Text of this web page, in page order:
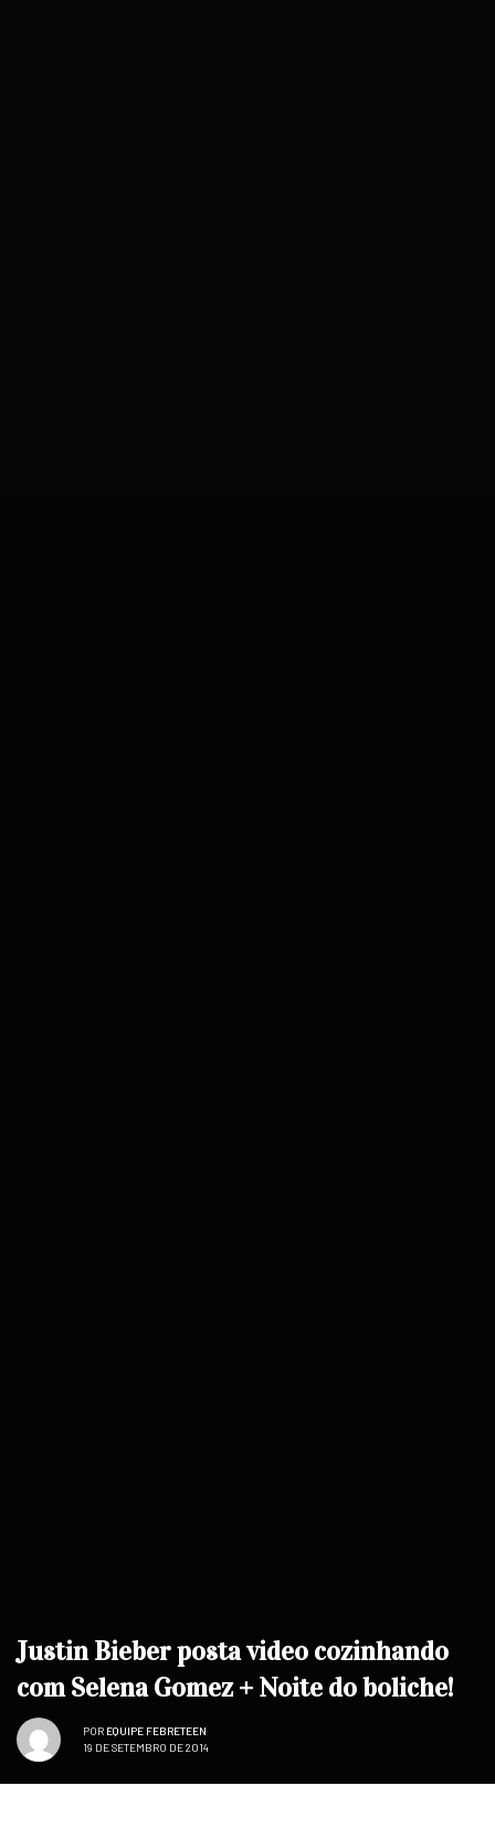
Justin Bieber posta video cozinhando
com Selena Gomez + Noite do boliche!
POR EQUIPE FEBRETEEN
19 DE SETEMBRO DE 2014